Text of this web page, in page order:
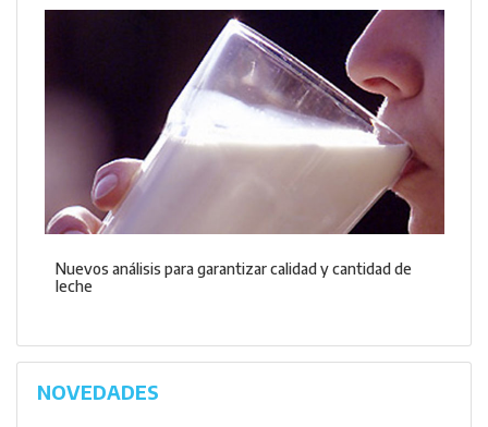
Nuevos análisis para garantizar calidad y cantidad de
leche
NOVEDADES